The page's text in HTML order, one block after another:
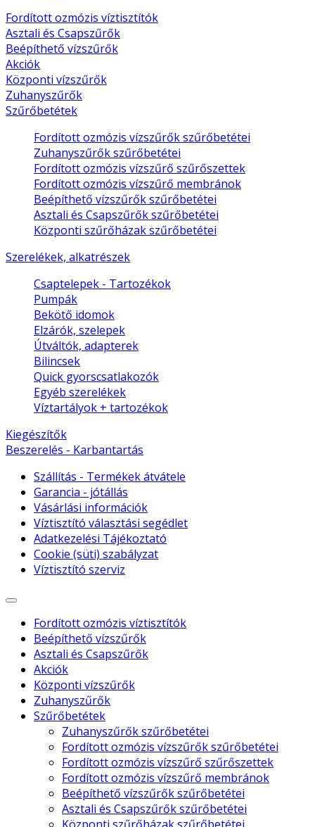
Fordított ozmózis víztisztítók
Asztali és Csapszűrők
Beépíthető vízszűrők
Akciók
Központi vízszűrők
Zuhanyszűrők
Szűrőbetétek
Fordított ozmózis vízszűrők szűrőbetétei
Zuhanyszűrők szűrőbetétei
Fordított ozmózis vízszűrő szűrőszettek
Fordított ozmózis vízszűrő membránok
Beépíthető vízszűrők szűrőbetétei
Asztali és Csapszűrők szűrőbetétei
Központi szűrőházak szűrőbetétei
Szerelékek, alkatrészek
Csaptelepek - Tartozékok
Pumpák
Bekötő idomok
Elzárók, szelepek
Útváltók, adapterek
Bilincsek
Quick gyorscsatlakozók
Egyéb szerelékek
Víztartályok + tartozékok
Kiegészítők
Beszerelés - Karbantartás
Szállítás - Termékek átvátele
Garancia - jótállás
Vásárlási információk
Víztisztító választási segédlet
Adatkezelési Tájékoztató
Cookie (süti) szabályzat
Víztisztító szerviz
Fordított ozmózis víztisztítók
Beépíthető vízszűrők
Asztali és Csapszűrők
Akciók
Központi vízszűrők
Zuhanyszűrők
Szűrőbetétek
Zuhanyszűrők szűrőbetétei
Fordított ozmózis vízszűrők szűrőbetétei
Fordított ozmózis vízszűrő szűrőszettek
Fordított ozmózis vízszűrő membránok
Beépíthető vízszűrők szűrőbetétei
Asztali és Csapszűrők szűrőbetétei